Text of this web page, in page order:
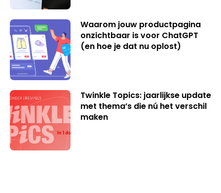
Waarom jouw productpagina
onzichtbaar is voor ChatGPT
(en hoe je dat nu oplost)
Twinkle Topics: jaarlijkse update
met thema’s die nú het verschil
maken